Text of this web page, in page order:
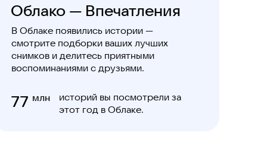
млн
77
Облако — Впечатления
В Облаке появились истории —
смотрите подборки ваших лучших
снимков и делитесь приятными
воспоминаниями с друзьями.
историй вы посмотрели за
этот год в Облаке.